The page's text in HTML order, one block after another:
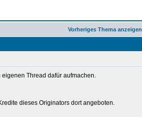
Vorheriges Thema anzeigen
Thread dafür aufmachen.
dieses Originators dort angeboten.